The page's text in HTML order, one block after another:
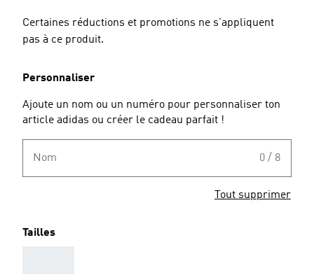
Certaines réductions et promotions ne s'appliquent
pas à ce produit.
Personnaliser
Ajoute un nom ou un numéro pour personnaliser ton
article adidas ou créer le cadeau parfait !
Nom 0 / 8
Tout supprimer
Tailles